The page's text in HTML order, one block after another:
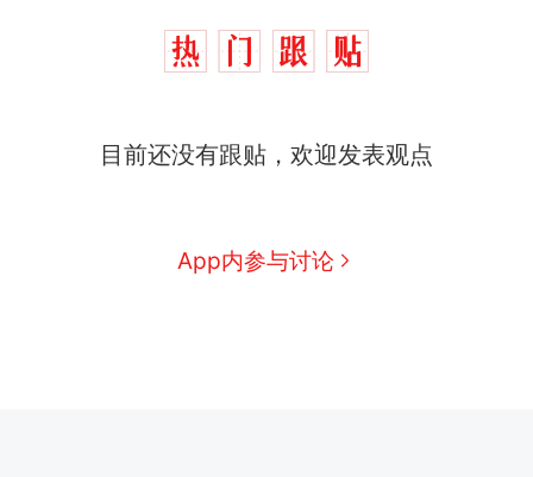
目前还没有跟贴，欢迎发表观点
App内参与讨论